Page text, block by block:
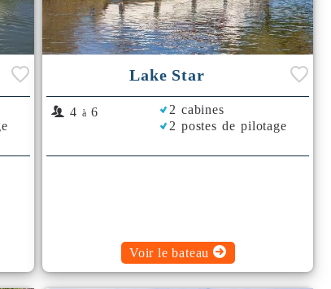
Lake Star
4 à 6
2 cabines
2 postes de pilotage
Voir le bateau